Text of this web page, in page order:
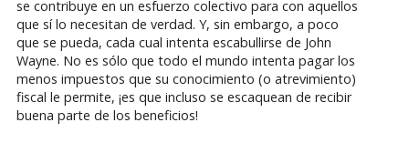
se contribuye en un esfuerzo colectivo para con aquellos
que sí lo necesitan de verdad. Y, sin embargo, a poco
que se pueda, cada cual intenta escabullirse de John
Wayne. No es sólo que todo el mundo intenta pagar los
menos impuestos que su conocimiento (o atrevimiento)
fiscal le permite, ¡es que incluso se escaquean de recibir
buena parte de los beneficios!